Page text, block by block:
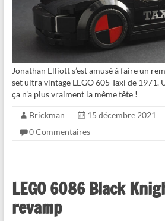
Jonathan Elliott s’est amusé à faire un
set ultra vintage LEGO 605 Taxi de 1971.
ça n’a plus vraiment la même tête !
Brickman 15 décembre 2021
0 Commentaires
LEGO 6086 Black
revamp